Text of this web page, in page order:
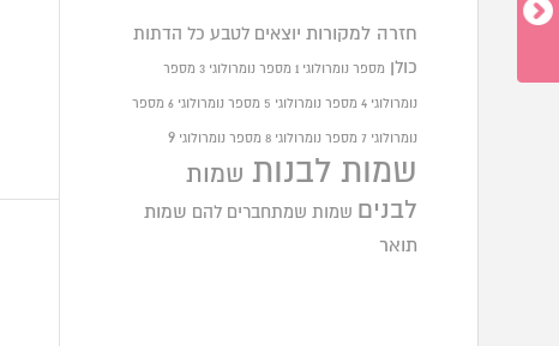
חזרה למקורות יוצאים לטבע כל הדתות
כולן מספר נומרולוגי 1 מספר נומרולוגי 3 מספר
נומרולוגי 4 מספר נומרולוגי 5 מספר נומרולוגי 6 מספר
נומרולוגי 7 מספר נומרולוגי 8 מספר נומרולוגי9
שמות לבנות שמות
לבנים
שמות שמתחברים להם שמות
תואר